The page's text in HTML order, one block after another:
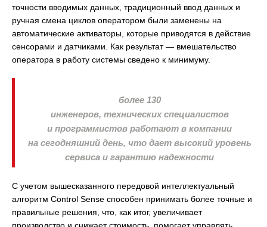
точности вводимых данных, традиционный ввод данных и
ручная смена циклов оператором были заменены на
автоматические активаторы, которые приводятся в действие
сенсорами и датчиками. Как результат — вмешательство
оператора в работу системы сведено к минимуму.
более 130
инженеров, технических специалистов
и программистов работают в компании
на сегодняшний день, что дает высокий уровень
сервиса и гарантию надежности
С учетом вышесказанного передовой интеллектуальный
алгоритм Control Sense способен принимать более точные и
правильные решения, что, как итог, увеличивает